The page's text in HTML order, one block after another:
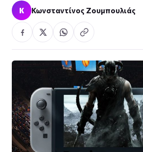
Κ Κωνσταντίνος Ζουμπουλιάς